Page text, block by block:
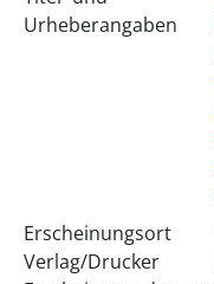
Urheberangaben
Erscheinungsort
Verlag/Drucker